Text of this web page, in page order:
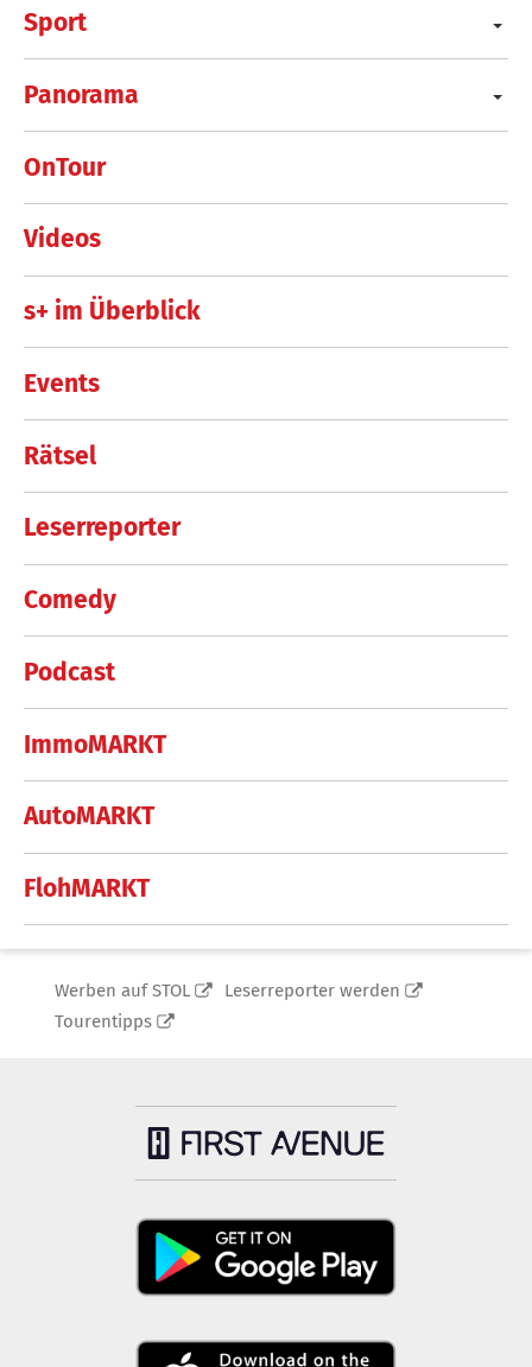
Sport
Panorama
OnTour
Videos
s+ im Überblick
Events
Rätsel
Leserreporter
Comedy
Podcast
ImmoMARKT
AutoMARKT
FlohMARKT
Werben auf STOL
Leserreporter werden
Tourentipps